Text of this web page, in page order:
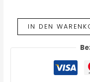
IN DEN